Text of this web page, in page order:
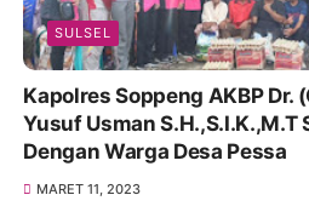
SULSEL
Kapolres Soppeng AKBP Dr.
Yusuf Usman
Dengan Warga Desa Pessa
MARET 11, 2023